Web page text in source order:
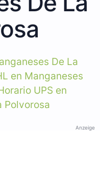
De La
en Manganeses
UPS en
Polvorosa
Anzeige